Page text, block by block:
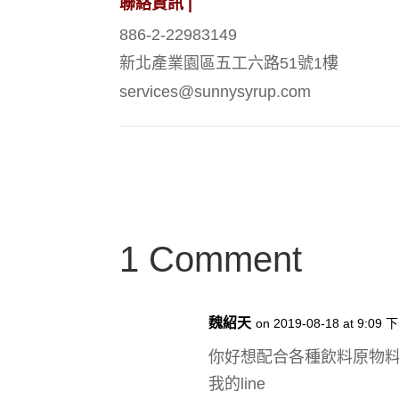
聯絡資訊 |
886-2-22983149
新北產業園區五工六路51號1樓
services@sunnysyrup.com
1 Comment
魏紹天 on 2019-08-18 at 9:09
你好想配合各種飲料原物
我的line